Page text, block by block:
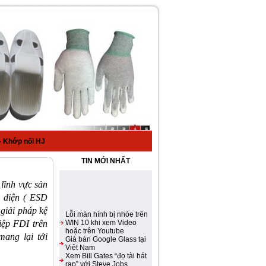
Khớp nối HJ
vực sản
điện ( ESD
pháp kệ
FDI trên
lại tới
TIN MỚI NHẤT
hoặc trên Youtube
Giá bán Google Glass tại
Việt Nam
Xem Bill Gates “đọ tài hát
rap” với Steve Jobs
Samsung Galaxy S III ra
mắt với màn hình 4,8 inch